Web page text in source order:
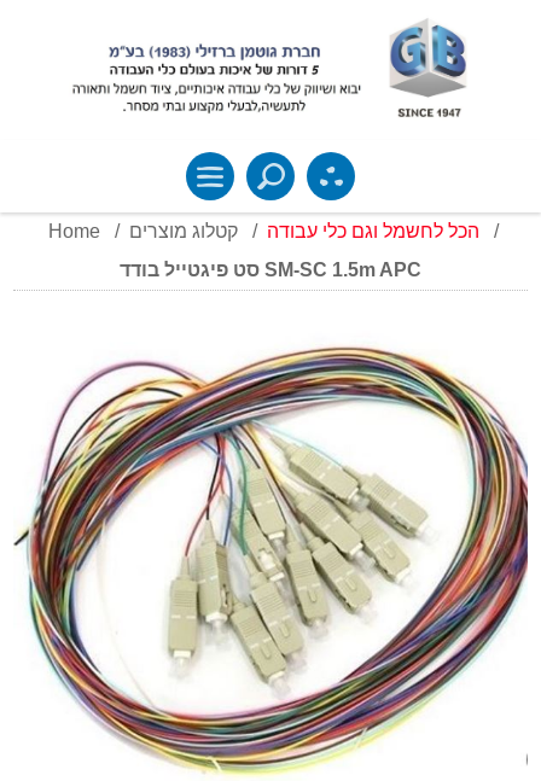
Home / קטלוג מוצרים / הכל לחשמל וגם כלי עבודה
/
סט פיגטייל בודד SM-SC 1.5m APC